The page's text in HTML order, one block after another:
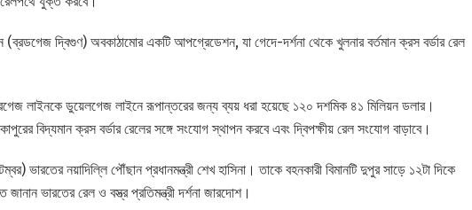
(ব্রডগেজ দ্বিগুণ) অবকাঠামোর একটি আপগ্রেডেশন, যা গেদে-দর্শনা থেকে খুলনার বর্তমান ক্রস বর্ডার রেল
লাইনকে ডুয়েলগেজ লাইনে রূপান্তরের জন্য ব্যয় ধরা হয়েছে ১২০ দশমিক ৪১ মিলিয়ন ডলার।
বিদ্যমান ক্রস বর্ডার রেলের সঙ্গে সংযোগ স্থাপন করবে এবং দ্বিপক্ষীয় রেল সংযোগ বাড়াবে।
ভারতের নয়াদিল্লি পৌঁছান প্রধানমন্ত্রী শেখ হাসিনা। তাকে বহনকারী বিমানটি দুপুর সাড়ে ১২টা দিকে
ভারতের রেল ও বস্ত্র প্রতিমন্ত্রী দর্শনা জারদোশ।